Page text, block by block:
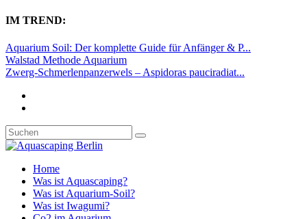
IM TREND:
Aquarium Soil: Der komplette Guide für Anfänger & P...
Walstad Methode Aquarium
Zwerg-Schmerlenpanzerwels – Aspidoras pauciradiat...
Home
Was ist Aquascaping?
Was ist Aquarium-Soil?
Was ist Iwagumi?